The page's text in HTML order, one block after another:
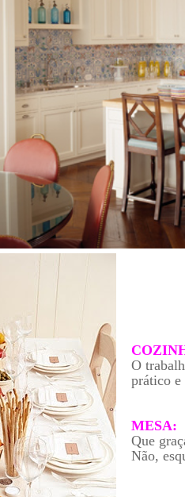
O
prático
MESA:
Que
Não,